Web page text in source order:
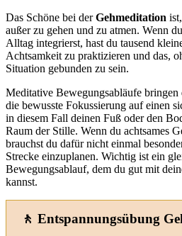
Das Schöne bei derGehmeditation
außer zu gehen und zu atmen. Wenn
Alltag integrierst, hast du tausend
Achtsamkeit zu praktizieren und das,
Situation gebunden zu sein.
Meditative Bewegungsabläufe bringen
die bewusste Fokussierung auf einen
in diesem Fall deinen Fuß oder den
Raum der Stille. Wenn du achtsames
brauchst du dafür nicht einmal
Strecke einzuplanen. Wichtig ist ein
Bewegungsablauf, dem du gut mit
kannst.
🚶 Entspannungsübung